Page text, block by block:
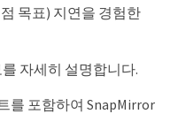
목표) 지연을 경험한
자세히 설명합니다.
를 포함하여 SnapMirror